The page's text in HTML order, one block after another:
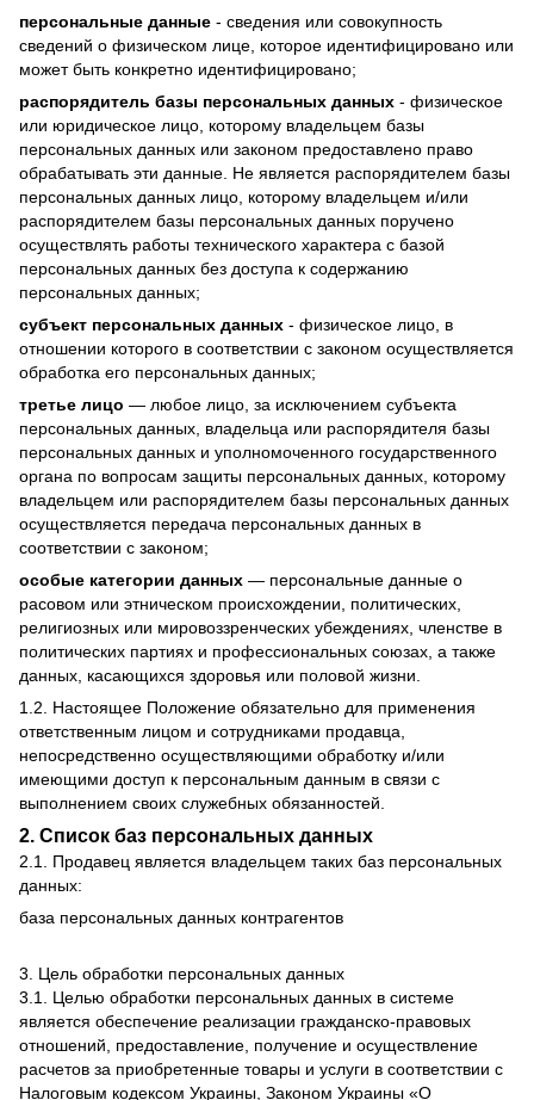
персональные данные - сведения или совокупность
сведений о физическом лице, которое идентифицировано или
может быть конкретно идентифицировано;
распорядитель базы персональных данных - физическое
или юридическое лицо, которому владельцем базы
персональных данных или законом предоставлено право
обрабатывать эти данные. Не является распорядителем базы
персональных данных лицо, которому владельцем и/или
распорядителем базы персональных данных поручено
осуществлять работы технического характера с базой
персональных данных без доступа к содержанию
персональных данных;
субъект персональных данных - физическое лицо, в
отношении которого в соответствии с законом осуществляется
обработка его персональных данных;
третье лицо — любое лицо, за исключением субъекта
персональных данных, владельца или распорядителя базы
персональных данных и уполномоченного государственного
органа по вопросам защиты персональных данных, которому
владельцем или распорядителем базы персональных данных
осуществляется передача персональных данных в
соответствии с законом;
особые категории данных — персональные данные о
расовом или этническом происхождении, политических,
религиозных или мировоззренческих убеждениях, членстве в
политических партиях и профессиональных союзах, а также
данных, касающихся здоровья или половой жизни.
1.2. Настоящее Положение обязательно для применения
ответственным лицом и сотрудниками продавца,
непосредственно осуществляющими обработку и/или
имеющими доступ к персональным данным в связи с
выполнением своих служебных обязанностей.
2. Список баз персональных данных
2.1. Продавец является владельцем таких баз персональных
данных:
база персональных данных контрагентов
3. Цель обработки персональных данных
3.1. Целью обработки персональных данных в системе
является обеспечение реализации гражданско-правовых
отношений, предоставление, получение и осуществление
расчетов за приобретенные товары и услуги в соответствии с
Налоговым кодексом Украины, Законом Украины «О